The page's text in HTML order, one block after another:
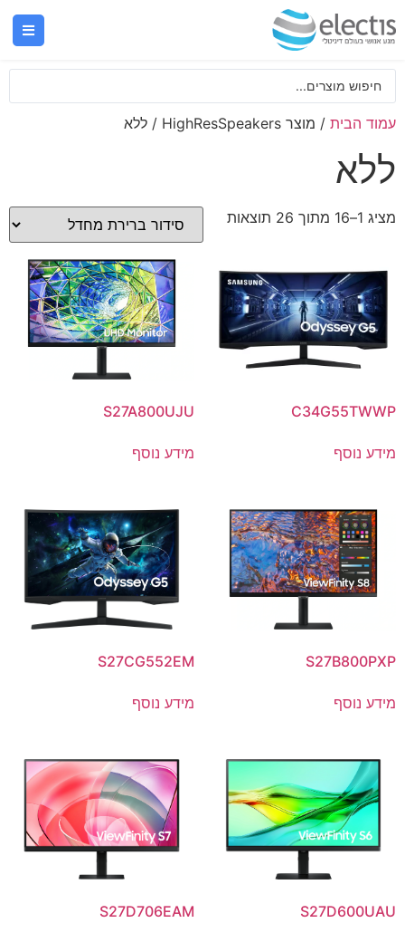
עמוד הבית / מוצר HighResSpeakers / ללא
ללא
מציג 1–16 מתוך 26 תוצאות
C34G55TWWP
מידע נוסף
S27A800UJU
מידע נוסף
S27B800PXP
מידע נוסף
S27CG552EM
מידע נוסף
S27D600UAU
S27D706EAM